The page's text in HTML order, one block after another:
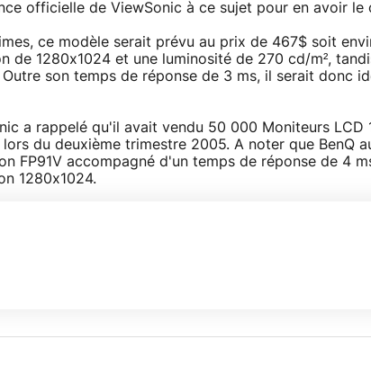
officielle de ViewSonic à ce sujet pour en avoir le
ce modèle serait prévu au prix de 467$ soit
de 1280x1024 et une luminosité de 270 cd/m²,
son temps de réponse de 3 ms, il serait donc
a rappelé qu'il avait vendu 50 000 Moniteurs LCD
lors du deuxième trimestre 2005. A noter que BenQ
FP91V accompagné d'un temps de réponse de 4
1280x1024.